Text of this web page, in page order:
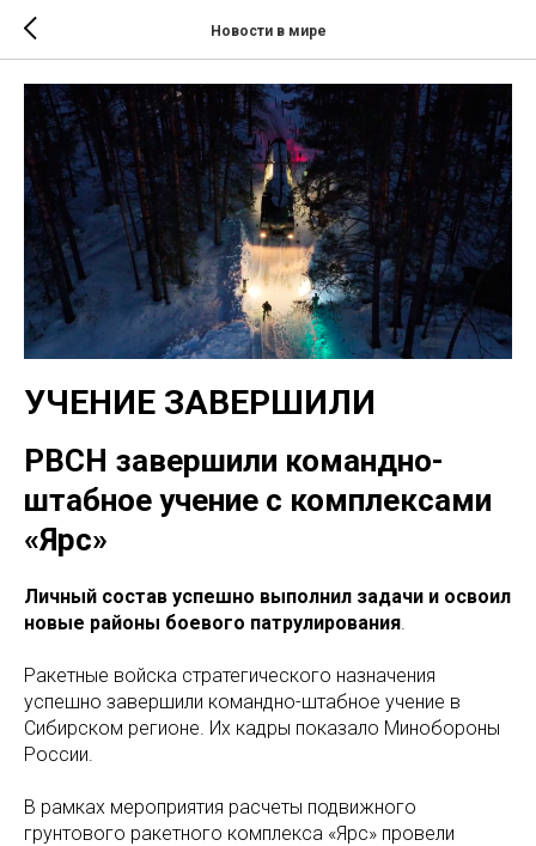
Новости в мире
УЧЕНИЕ ЗАВЕРШИЛИ
РВСН завершили командно-
штабное учение с комплексами
«Ярс»
Личный состав успешно выполнил задачи и освоил
новые районы боевого патрулирования
Ракетные войска стратегического назначения
успешно завершили командно-штабное учение в
Сибирском регионе. Их кадры показало Минобороны
России.
В рамках мероприятия расчеты подвижного
грунтового ракетного комплекса «Ярс» провели